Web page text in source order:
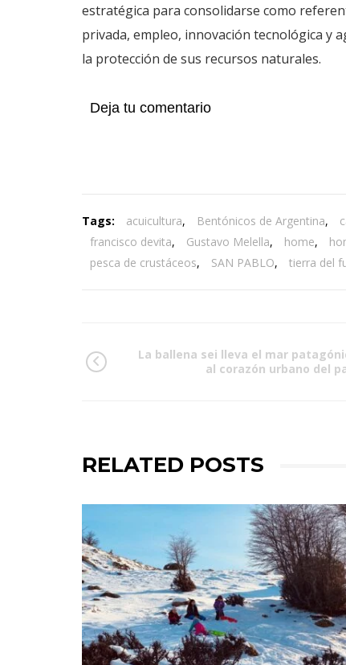
estratégica para consolidarse como
privada, empleo, innovación tecnológica y
la protección de sus recursos naturales.
Deja tu comentario
Tags: acuicultura, Bentónicos de Argentina,
francisco devita, Gustavo Melella, home,
pesca de crustáceos, SAN PABLO, tierra del
La ballena sei lleva el mar
al corazón urbano del
RELATED POSTS